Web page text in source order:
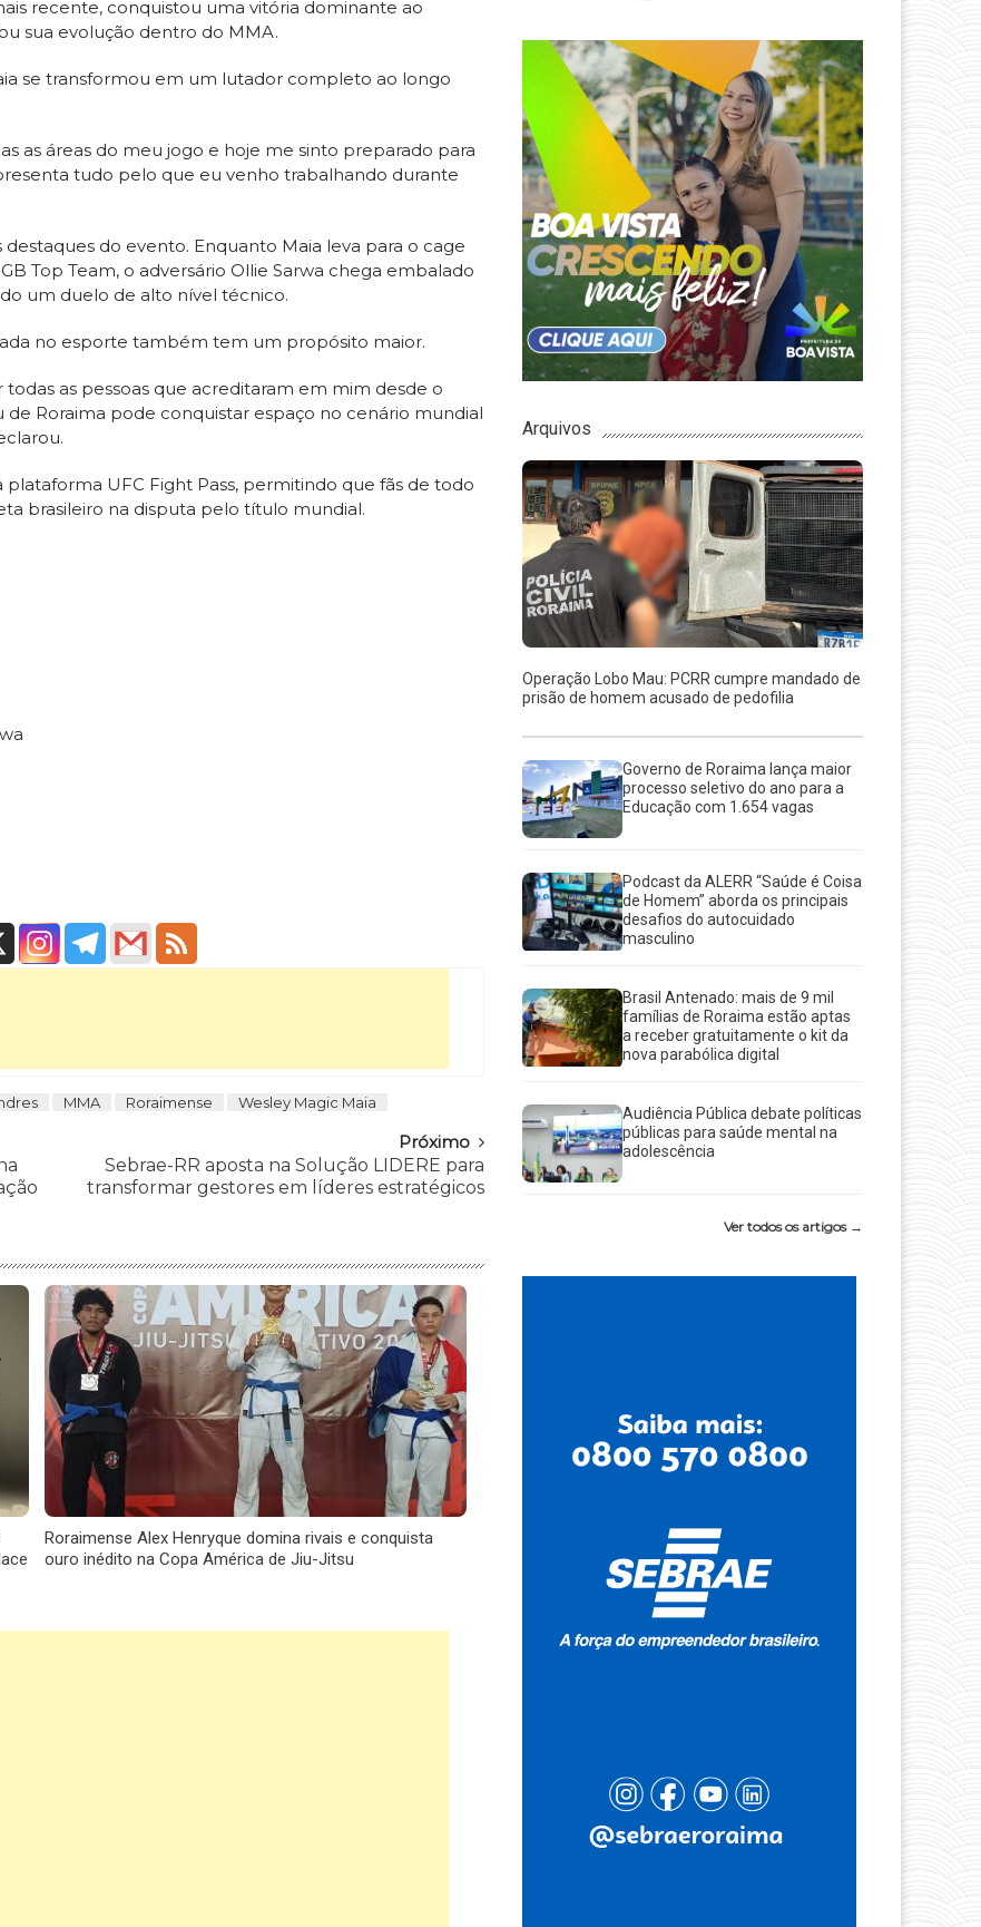
recente, conquistou uma vitória dominante ao
sua evolução dentro do MMA.
se transformou em um lutador completo ao longo
as áreas do meu jogo e hoje me sinto preparado para
tudo pelo que eu venho trabalhando durante
do evento. Enquanto Maia leva para o cage
Top Team, o adversário Ollie Sarwa chega embalado
um duelo de alto nível técnico.
no esporte também tem um propósito maior.
as pessoas que acreditaram em mim desde o
Roraima pode conquistar espaço no cenário mundial
UFC Fight Pass, permitindo que fãs de todo
brasileiro na disputa pelo título mundial.
MMA Roraimense Wesley Magic Maia
Próximo
Sebrae-RR aposta na Solução LIDERE para
transformar gestores em líderes estratégicos
Roraimense Alex Henryque domina rivais e conquista
ouro inédito na Copa América de Jiu-Jitsu
Arquivos
Operação Lobo Mau: PCRR cumpre mandado de
prisão de homem acusado de pedofilia
Governo de Roraima lança maior
processo seletivo do ano para a
Educação com 1.654 vagas
Podcast da ALERR “Saúde é Coisa
de Homem” aborda os principais
desafios do autocuidado
masculino
Brasil Antenado: mais de 9 mil
famílias de Roraima estão aptas
a receber gratuitamente o kit da
nova parabólica digital
Audiência Pública debate políticas
públicas para saúde mental na
adolescência
Ver todos os artigos →